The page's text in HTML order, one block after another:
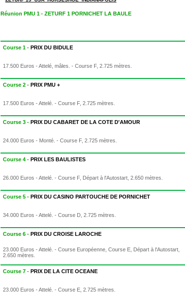
Réunion PMU 1 - ZETURF 1 PORNICHET LA BAULE
Course 1 -PRIX DU BIDULE
17.500 Euros - Attelé, mâles. - Course F, 2.725 mètres.
Course 2 -PRIX PMU +
17.500 Euros - Attelé. - Course F, 2.725 mètres.
Course 3 -PRIX DU CABARET DE LA COTE D'AMOUR
24.000 Euros - Monté. - Course F, 2.725 mètres.
Course 4 -PRIX LES BAULISTES
26.000 Euros - Attelé. - Course F, Départ à l'Autostart, 2.650 mètres.
Course 5 -PRIX DU CASINO PARTOUCHE DE PORNICHET
34.000 Euros - Attelé. - Course D, 2.725 mètres.
Course 6 -PRIX DU CROISE LAROCHE
23.000 Euros - Attelé. - Course Européenne, Course E, Départ à l'Autostart,
2.650 mètres.
Course 7 -PRIX DE LA CITE OCEANE
23.000 Euros - Attelé. - Course E, 2.725 mètres.